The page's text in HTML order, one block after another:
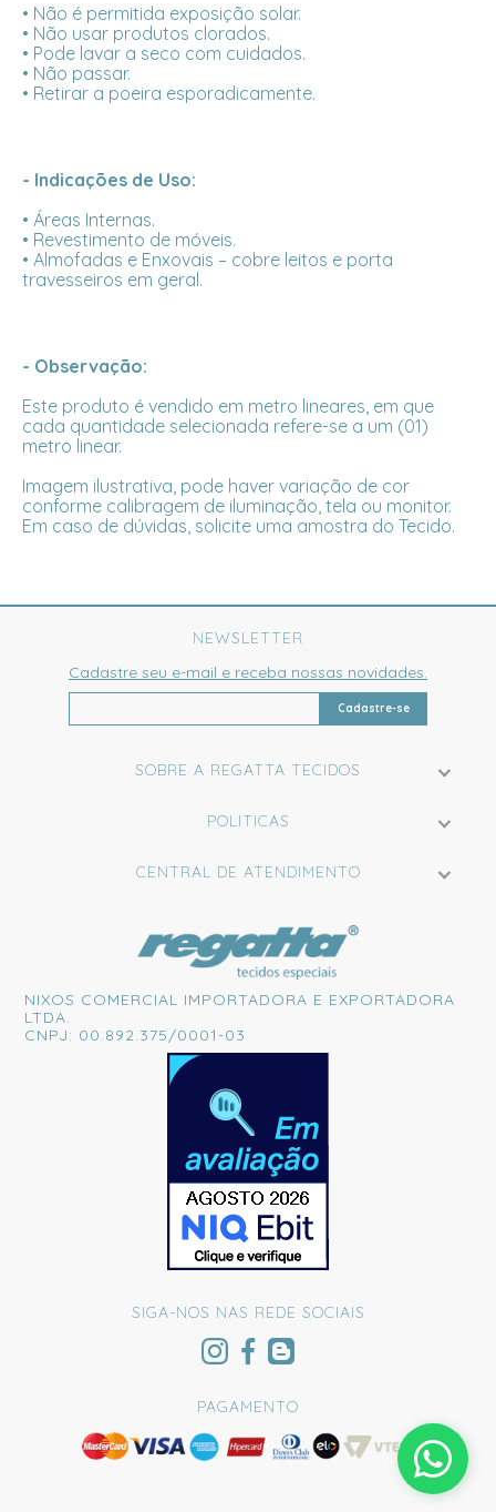
• Não é permitida exposição solar.
• Não usar produtos clorados.
• Pode lavar a seco com cuidados.
• Não passar.
• Retirar a poeira esporadicamente.
- Indicações de Uso:
• Áreas Internas.
• Revestimento de móveis.
• Almofadas e Enxovais – cobre leitos e porta
travesseiros em geral.
- Observação:
Este produto é vendido em metro lineares, em que
cada quantidade selecionada refere-se a um (01)
metro linear.
Imagem ilustrativa, pode haver variação de cor
conforme calibragem de iluminação, tela ou monitor.
Em caso de dúvidas, solicite uma amostra do Tecido.
SOBRE A REGATTA TECIDOS
POLITICAS
CENTRAL DE ATENDIMENTO
NEWSLETTER
Cadastre seu e-mail e receba nossas novidades.
Cadastre-se
NIXOS COMERCIAL IMPORTADORA E EXPORTADORA
LTDA.
CNPJ: 00.892.375/0001-03
SIGA-NOS NAS REDE SOCIAIS
PAGAMENTO